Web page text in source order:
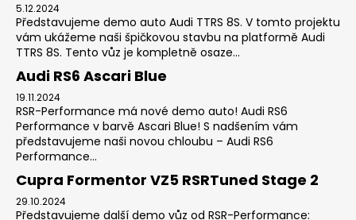
5.12.2024
Představujeme demo auto Audi TTRS 8S. V tomto projektu
vám ukážeme naši špičkovou stavbu na platformě Audi
TTRS 8S. Tento vůz je kompletně osaze...
Audi RS6 Ascari Blue
19.11.2024
RSR-Performance má nové demo auto! Audi RS6
Performance v barvě Ascari Blue! S nadšením vám
představujeme naši novou chloubu – Audi RS6
Performance...
Cupra Formentor VZ5 RSRTuned Stage 2
29.10.2024
Představujeme další demo vůz od RSR-Performance: